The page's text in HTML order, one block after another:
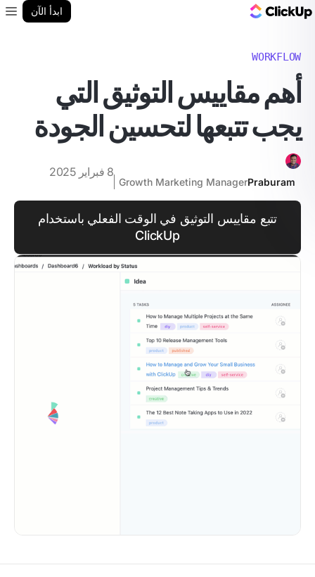
ابدأ الآن
WORKFLOW
أهم مقاييس التوثيق التي
يجب تتبعها لتحسين الجودة
Praburam
Growth Marketing Manager
8 فبراير 2025
تتبع مقاييس التوثيق في الوقت الفعلي باستخدام
ClickUp